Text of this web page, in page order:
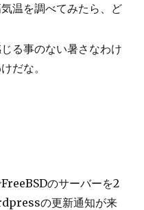
温を調べてみたら、ど
る事のない暑さなわけ
だな。
のサーバーを2
の更新通知が来